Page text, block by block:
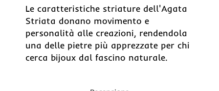
Le caratteristiche striature dell'Agata
Striata donano movimento e
personalità alle creazioni, rendendola
una delle pietre più apprezzate per chi
cerca bijoux dal fascino naturale.